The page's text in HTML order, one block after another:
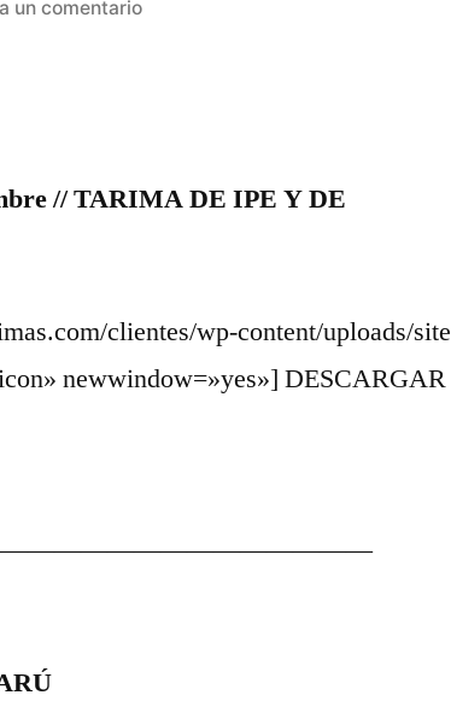
un comentarioen
// TARIMA DE IPE Y DE
clientes/wp-content/uploads/
newwindow=»yes»]